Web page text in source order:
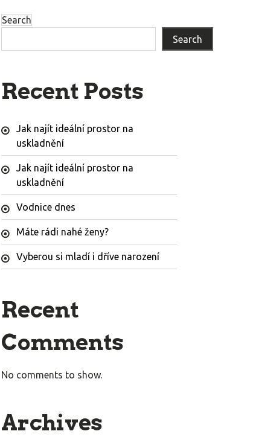
Search
Search
Recent Posts
Jak najít ideální prostor na
uskladnění
Jak najít ideální prostor na
uskladnění
Vodnice dnes
Máte rádi nahé ženy?
Vyberou si mladí i dříve narození
Recent
Comments
No comments to show.
Archives